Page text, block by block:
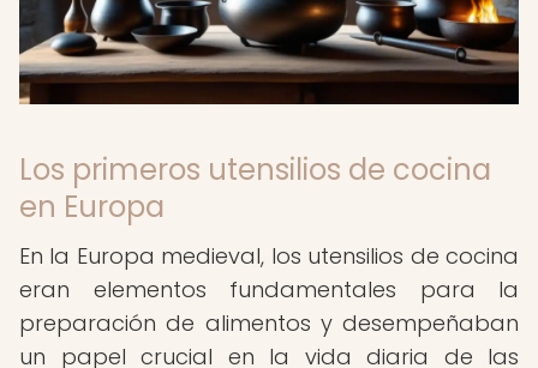
Los primeros utensilios de cocina
en Europa
En la Europa medieval, los utensilios de cocina
eran elementos fundamentales para la
preparación de alimentos y desempeñaban
un papel crucial en la vida diaria de las